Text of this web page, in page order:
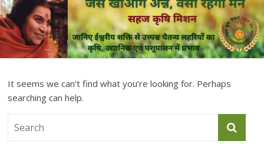
It seems we can’t find what you’re looking for. Perhaps
searching can help.